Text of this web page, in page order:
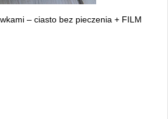
– ciasto bez pieczenia + FILM